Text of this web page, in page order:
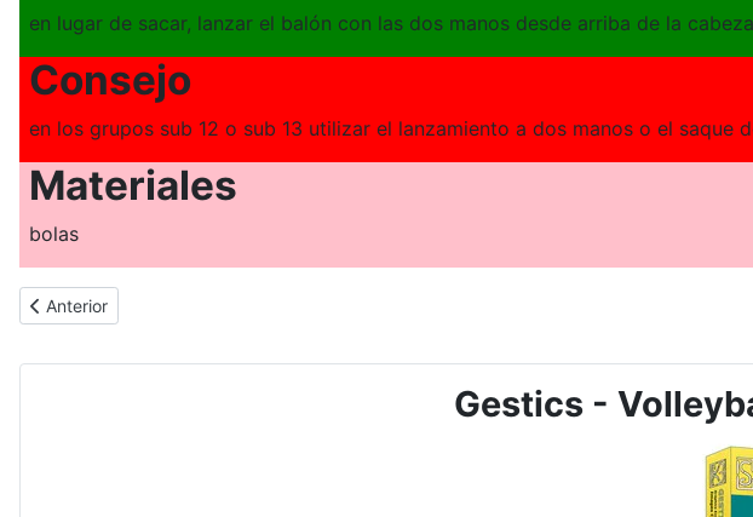
en lugar de sacar, lanzar el balón con las dos manos desde arriba de la
Consejo
en los grupos sub 12 o sub 13 utilizar el lanzamiento a dos manos o el saque
Materiales
bolas
Artículo anterior: VOLEIBOL - N. 2021 - Saque, recepción, elevación, ataque y bloqueo
Anterior
Gestics -